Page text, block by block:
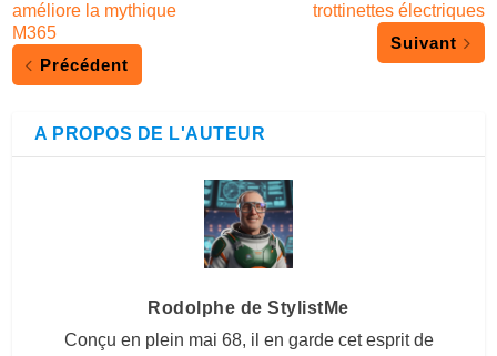
améliore la mythique
M365
Précédent
trottinettes électriques
Suivant
A PROPOS DE L'AUTEUR
Rodolphe de StylistMe
Conçu en plein mai 68, il en garde cet esprit de